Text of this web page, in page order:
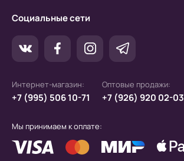
Социальные сети
Интернет-магазин:
+7 (995) 506 10-71
Оптовые продажи:
+7 (926) 920 02-03
Мы принимаем к оплате: